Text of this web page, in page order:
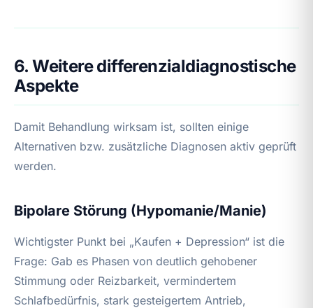
6. Weitere differenzialdiagnostische
Aspekte
Damit Behandlung wirksam ist, sollten einige
Alternativen bzw. zusätzliche Diagnosen aktiv geprüft
werden.
Bipolare Störung (Hypomanie/Manie)
Wichtigster Punkt bei „Kaufen + Depression“ ist die
Frage: Gab es Phasen von deutlich gehobener
Stimmung oder Reizbarkeit, vermindertem
Schlafbedürfnis, stark gesteigertem Antrieb,